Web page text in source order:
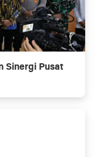
Sinergi Pusat